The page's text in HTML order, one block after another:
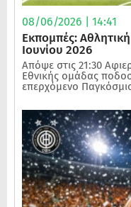
08/06/2026 | 14:41
Εκπομπές:
Ιουνίου 2026
Απόψε στις 21:30
Εθνικής ομάδας
επερχόμενο